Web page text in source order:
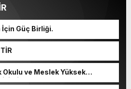
İçin Güç Birliği.
Okulu ve Meslek Yüksek